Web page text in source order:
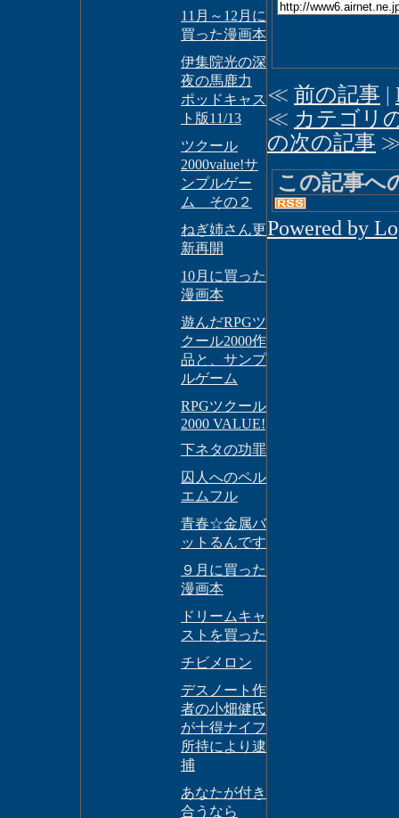
11月～12月に
買った漫画本
伊集院光の深
夜の馬鹿力
ポッドキャス
ト版11/13
ツクール
2000value!サ
ンプルゲー
ム その２
ねぎ姉さん更
新再開
10月に買った
漫画本
遊んだRPGツ
クール2000作
品と、サンプ
ルゲーム
RPGツクール
2000 VALUE!
下ネタの功罪
囚人へのペル
エムフル
青春☆金属バ
ットるんです
９月に買った
漫画本
ドリームキャ
ストを買った
チビメロン
デスノート作
者の小畑健氏
が十得ナイフ
所持により逮
捕
あなたが付き
合うなら
≪ 前の記事 |
≪ カテゴリ
の次の記事
この記事へ
Powered by